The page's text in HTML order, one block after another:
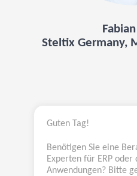
Steltix Germany,
Guten Tag!
Benötigen Sie eine
Experten für ERP oder
Anwendungen? Bitte